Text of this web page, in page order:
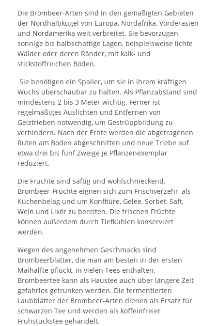
Die Brombeer-Arten sind in den gemäßigten Gebieten
der Nordhalbkugel von Europa, Nordafrika, Vorderasien
und Nordamerika weit verbreitet. Sie bevorzugen
sonnige bis halbschattige Lagen, beispielsweise lichte
Wälder oder deren Ränder, mit kalk- und
stickstoffreichen Böden.
Sie benötigen ein Spalier, um sie in ihrem kräftigen
Wuchs überschaubar zu halten. Als Pflanzabstand sind
mindestens 2 bis 3 Meter wichtig. Ferner ist
regelmäßiges Auslichten und Entfernen von
Geiztrieben notwendig, um Gestrüppbildung zu
verhindern. Nach der Ernte werden die abgetragenen
Ruten am Boden abgeschnitten und neue Triebe auf
etwa drei bis fünf Zweige je Pflanzenexemplar
reduziert.
Die Früchte sind saftig und wohlschmeckend.
Brombeer-Früchte eignen sich zum Frischverzehr, als
Kuchenbelag und um Konfitüre, Gelee, Sorbet, Saft,
Wein und Likör zu bereiten. Die frischen Früchte
können außerdem durch Tiefkühlen konserviert
werden.
Wegen des angenehmen Geschmacks sind
Brombeerblätter, die man am besten in der ersten
Maihälfte pflückt, in vielen Tees enthalten.
Brombeertee kann als Haustee auch über längere Zeit
gefahrlos getrunken werden. Die fermentierten
Laubblätter der Brombeer-Arten dienen als Ersatz für
schwarzen Tee und werden als koffeinfreier
Frühstückstee gehandelt.